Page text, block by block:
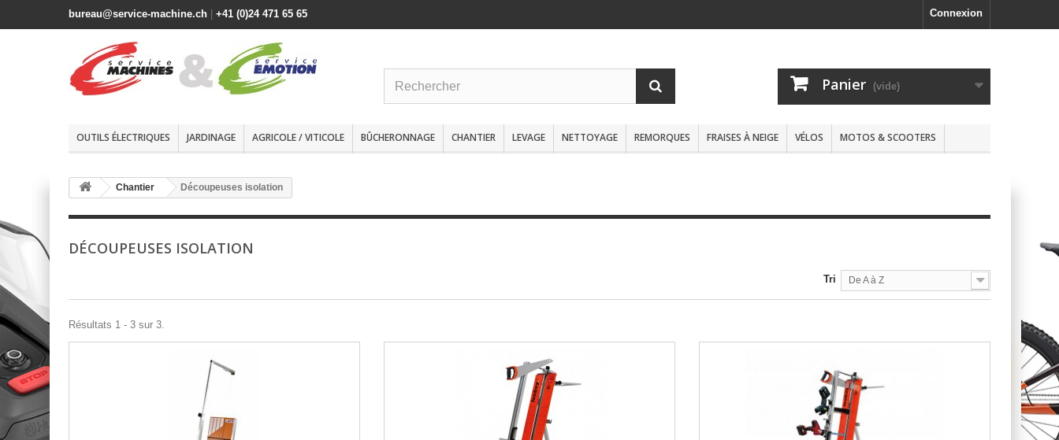
Connexion
bureau@service-machine.ch +41 (0)24 471 65 65
Panier (vide)
OUTILS ÉLECTRIQUES JARDINAGE AGRICOLE / VITICOLE BÛCHERONNAGE CHANTIER LEVAGE NETTOYAGE REMORQUES FRAISES À NEIGE VÉLOS MOTOS & SCOOTERS
Chantier Découpeuses isolation
DÉCOUPEUSES ISOLATION
Tri De A à Z
Résultats 1 - 3 sur 3.